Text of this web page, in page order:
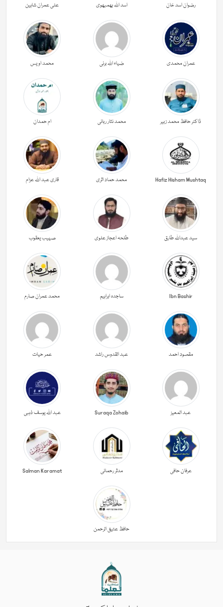
رضوان اسد خان اسد اللہ بھمبھوی علی عمران شاہین
عمران محمدی ضیاء اللہ برنی محمد اویس
ڈاکٹر حافظ محمد زبیر محمد نثار ربانی ام حمدان
Hafiz Hisham Mushtaq محمد حماد اثری قاری عبد اللہ عزام
سید عبداللہ طارق طلحہ اعجاز علوی صہیب یعقوب
Ibn Bashir ساجدہ ابراہیم محمد عمران صارم
مقصود احمد عبد القدوس راشد عمر حیات
عبد المعیز Suraqa Zohaib عبد اللہ یوسف ذہبی
عرفان حافی مدثر رحمانی Salman Karamat
حافظ عتیق الرحمن